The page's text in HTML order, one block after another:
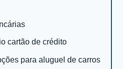
cartão de crédito
para aluguel de carros